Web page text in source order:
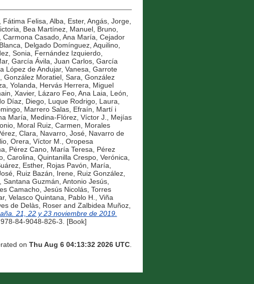
Fátima Felisa, Alba, Ester, Angás, Jorge,
, Bea Martínez, Manuel, Bruno,
, Carmona Casado, Ana María, Cejador
, Delgado Domínguez, Aquilino,
Sonia, Fernández Izquierdo,
, García Ávila, Juan Carlos, García
López de Andujar, Vanesa, Garrote
, González Moratiel, Sara, González
Yolanda, Hervás Herrera, Miguel
Xavier, Lázaro Feo, Ana Laia, León,
Díaz, Diego, Luque Rodrigo, Laura,
, Marrero Salas, Efraín, Martí i
María, Medina-Flórez, Víctor J., Mejías
, Moral Ruiz, Carmen, Morales
Clara, Navarro, José, Navarro de
, Orera, Víctor M., Oropesa
, Pérez Cano, María Teresa, Pérez
Carolina, Quintanilla Crespo, Verónica,
Esther, Rojas Pavón, María,
, Ruiz Bazán, Irene, Ruiz González,
Santana Guzmán, Antonio Jesús,
Camacho, Jesús Nicolás, Torres
, Velasco Quintana, Pablo H., Viña
de Delàs, Roserand Zalbidea Muñoz,
21, 22 y 23 noviembre de 2019.
84-9048-826-3. [Book]
on Thu Aug 6 04:13:32 2026 UTC.